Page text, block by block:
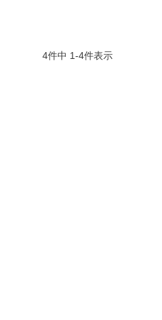
4件中 1-4件表示